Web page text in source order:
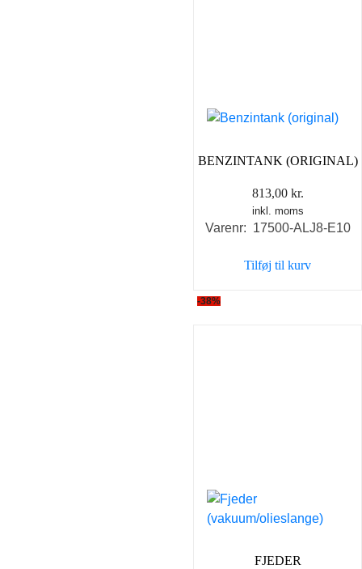
BENZINTANK (ORIGINAL)
813,00 kr.
inkl. moms
Varenr: 17500-ALJ8-E10
Tilføj til kurv
-38%
FJEDER